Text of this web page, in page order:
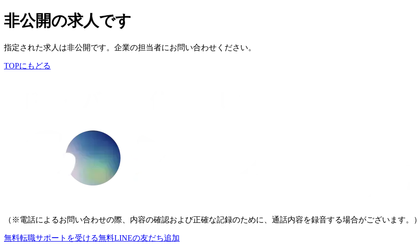
非公開の求人です
指定された求人は非公開です。企業の担当者にお問い合わせください。
TOPにもどる
（※電話によるお問い合わせの際、内容の確認および正確な記録のために、通話内容を録音する場合がございます。）
無料転職サポートを受ける無料LINEの友だち追加